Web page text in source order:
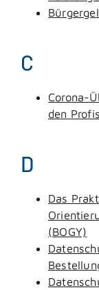
C
Corona-
den
D
Das
(BOGY)